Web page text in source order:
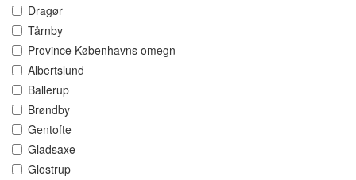
Dragør
Tårnby
Province Københavns omegn
Albertslund
Ballerup
Brøndby
Gentofte
Gladsaxe
Glostrup